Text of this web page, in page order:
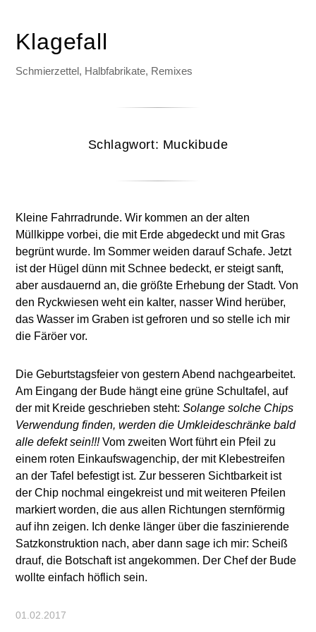
Klagefall
Schmierzettel, Halbfabrikate, Remixes
Schlagwort: Muckibude
Kleine Fahrradrunde. Wir kommen an der alten
Müllkippe vorbei, die mit Erde abgedeckt und mit Gras
begrünt wurde. Im Sommer weiden darauf Schafe. Jetzt
ist der Hügel dünn mit Schnee bedeckt, er steigt sanft,
aber ausdauernd an, die größte Erhebung der Stadt. Von
den Ryckwiesen weht ein kalter, nasser Wind herüber,
das Wasser im Graben ist gefroren und so stelle ich mir
die Färöer vor.
Die Geburtstagsfeier von gestern Abend nachgearbeitet.
Am Eingang der Bude hängt eine grüne Schultafel, auf
der mit Kreide geschrieben steht:Solange solche Chips
Verwendung finden, werden die Umkleideschränke bald
alle defekt sein!!!Vom zweiten Wort führt ein Pfeil zu
einem roten Einkaufswagenchip, der mit Klebestreifen
an der Tafel befestigt ist. Zur besseren Sichtbarkeit ist
der Chip nochmal eingekreist und mit weiteren Pfeilen
markiert worden, die aus allen Richtungen sternförmig
auf ihn zeigen. Ich denke länger über die faszinierende
Satzkonstruktion nach, aber dann sage ich mir: Scheiß
drauf, die Botschaft ist angekommen. Der Chef der Bude
wollte einfach höflich sein.
01.02.2017